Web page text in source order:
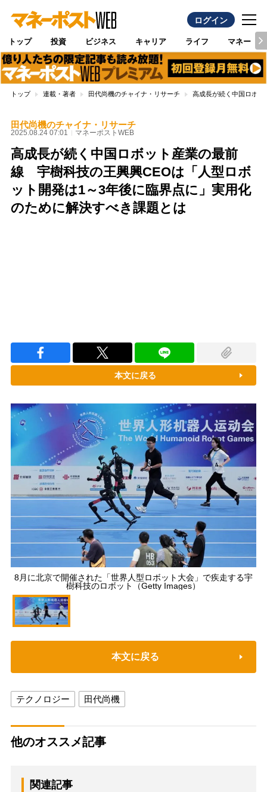
ログイン
トップ 投資 ビジネス キャリア ライフ マネー
トップ 連載・著者 田代尚機のチャイナ・リサーチ 高成長が続く中国ロボ
田代尚機のチャイナ・リサーチ
2025.08.24 07:01 マネーポストWEB
高成長が続く中国ロボット産業の最前
線 宇樹科技の王興興CEOは「人型ロボ
ット開発は1～3年後に臨界点に」実用化
のために解決すべき課題とは
本文に戻る
8月に北京で開催された「世界人型ロボット大会」で疾走する宇
樹科技のロボット（Getty Images）
本文に戻る
テクノロジー 田代尚機
他のオススメ記事
関連記事